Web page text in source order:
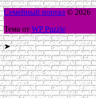
Семейный портал © 2026
Тема от WP Puzzle
➤